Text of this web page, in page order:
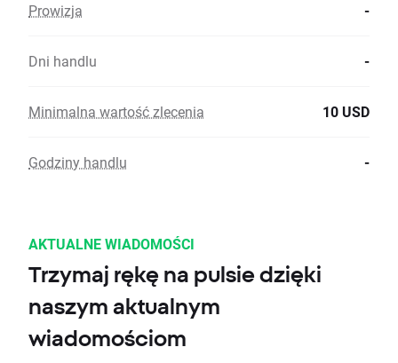
Prowizja -
Dni handlu -
Minimalna wartość zlecenia 10 USD
Godziny handlu -
AKTUALNE WIADOMOŚCI
Trzymaj rękę na pulsie dzięki
naszym aktualnym
wiadomościom